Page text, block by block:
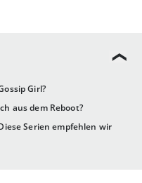
Girl?
aus dem Reboot?
Serien empfehlen wir